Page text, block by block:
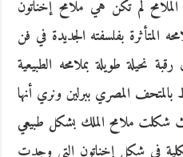
لم تكن هي ملامح إخناتون
المتأثرة بفلسفته الجديدة في فن
نحيلة طويلة بملامحه الطبيعية
المصري ببرلين ونري أنها
شكلت ملامح الملك بشكل طبيعي
في شكل إخناتون التي وجدت